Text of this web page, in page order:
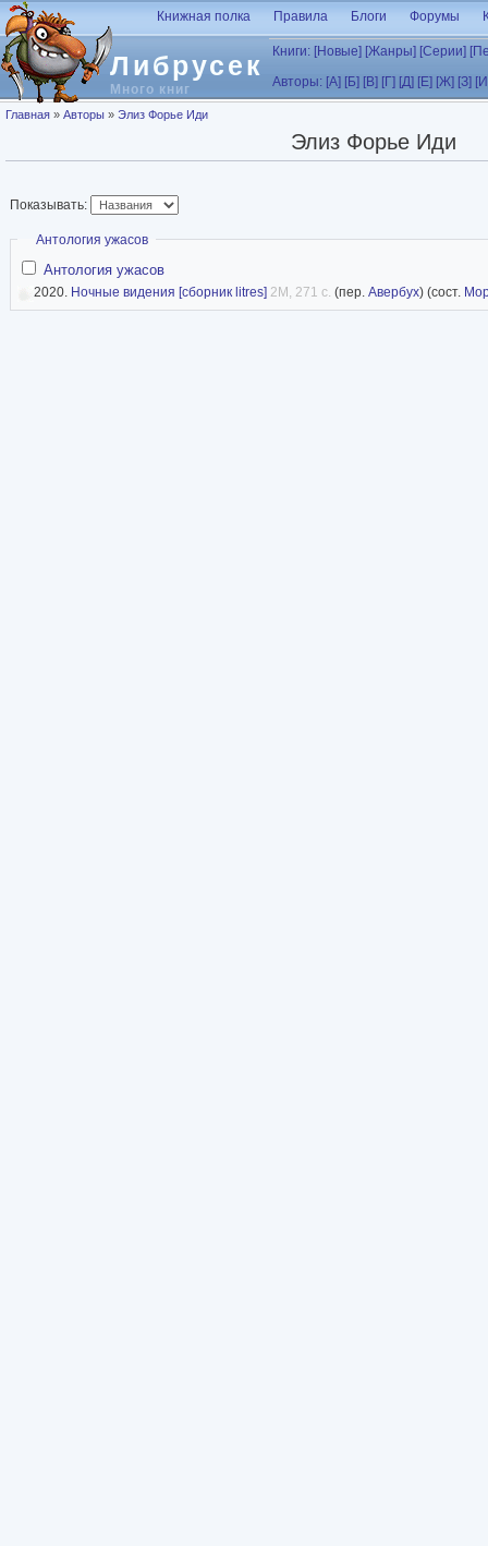
Перейти к основному содержанию
Либрусек
Много книг
Книжная полка Правила Блоги Форумы
Книги: [Новые] [Жанры] [Серии]
Авторы: [А] [Б] [В] [Г] [Д] [Е] [Ж] [З]
Вы здесь
Главная » Авторы » Элиз Форье Иди
Элиз Форье Иди
Показывать:
Скрыть
Антология ужасов
Антология ужасов
2020. Ночные видения [сборник litres] 2M, 271 с. (пер. Авербух) (сост.